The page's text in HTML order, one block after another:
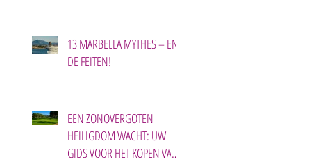
13 MARBELLA MYTHES – EN
DE FEITEN!
EEN ZONOVERGOTEN
HEILIGDOM WACHT: UW
GIDS VOOR HET KOPEN VAN